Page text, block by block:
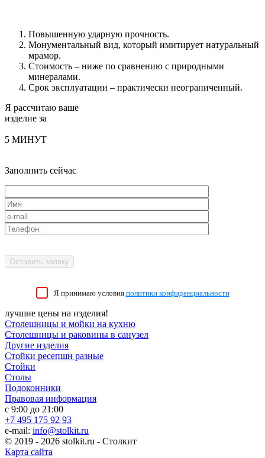
Повышенную ударную прочность.
Монументальный вид, который имитирует натуральный
мрамор.
Стоимость – ниже по сравнению с природными
минералами.
Срок эксплуатации – практически неограниченный.
Я рассчитаю ваше
изделие за
5 МИНУТ
Заполнить сейчас
Я принимаю условия политики конфиденциальности
лучшие цены на изделия!
Столешницы и мойки на кухню
Столешницы и раковины в санузел
Другие изделия
Стойки ресепшн разные
Стойки
Столы
Подоконники
Правовая информация
с 9:00 до 21:00
+7 495 175 92 93
e-mail: info@stolkit.ru
© 2019 - 2026 stolkit.ru - Столкит
Карта сайта